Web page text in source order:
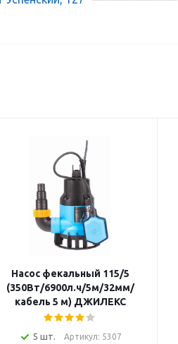
Насос фекальный 115/5
(350Вт/6900л.ч/5м/32мм/
кабель 5 м) ДЖИЛЕКС
5 шт. Артикул: 5307